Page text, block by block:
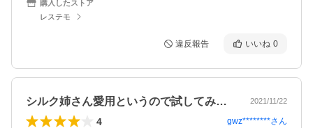
購入したストア
レステモ
違反報告 いいね 0
シルク姉さん愛用というので試してみまし… 2021/11/22
4 gwz********さん